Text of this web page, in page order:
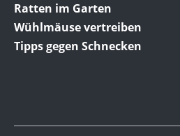
Ratten im Garten
Wühlmäuse vertreiben
Tipps gegen Schnecken